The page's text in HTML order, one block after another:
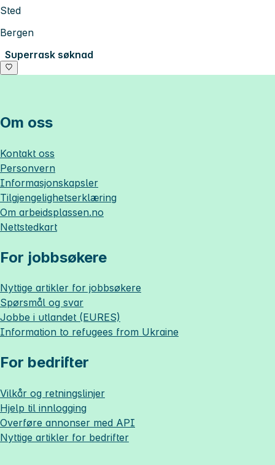
Sted
Bergen
Superrask søknad
Om oss
Kontakt oss
Personvern
Informasjonskapsler
Tilgjengelighetserklæring
Om arbeidsplassen.no
Nettstedkart
For jobbsøkere
Nyttige artikler for jobbsøkere
Spørsmål og svar
Jobbe i utlandet (EURES)
Information to refugees from Ukraine
For bedrifter
Vilkår og retningslinjer
Hjelp til innlogging
Overføre annonser med API
Nyttige artikler for bedrifter